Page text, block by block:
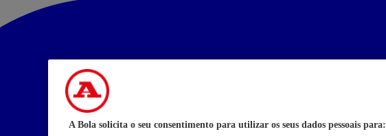
A Bola solicita o seu consentimento para utilizar os seus dados pessoais para: